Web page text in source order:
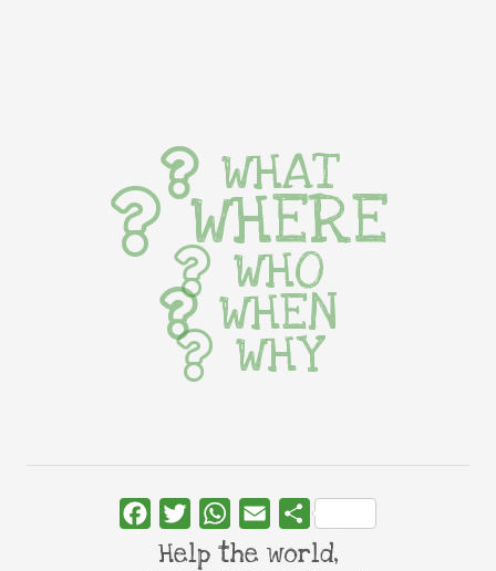
WHAT
WHERE
WHO
WHEN
WHY
FacebookTwitterWhatsApp
Email Share
Help the world,